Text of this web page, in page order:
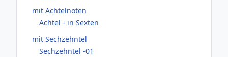
mit Achtelnoten
Achtel - in Sexten
mit Sechzehntel
Sechzehntel -01